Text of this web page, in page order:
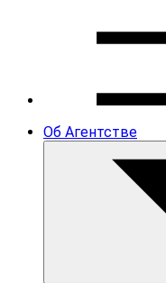
Об Агентстве